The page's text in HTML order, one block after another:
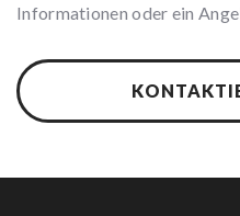
Informationen oder ein